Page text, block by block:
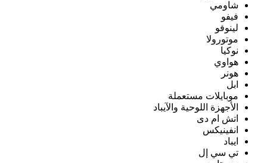
شاومي
فيفو
لينوفو
موتورولا
نوكيا
هواوي
هونر
ابل
موبايلات مستعملة
الأجهزة اللوحية والآيباد
اتش ام دى
انفينيكس
ايباد
تي سي إل